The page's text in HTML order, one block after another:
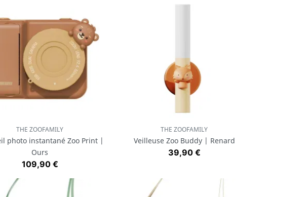
 Aperçu rapide
THE ZOOFAMILY
photo instantané Zoo Print |
Ours
Prix
109,90 €
 Aperçu rapide
THE ZOOFAMILY
Veilleuse Zoo Buddy | Renard
Prix
39,90 €